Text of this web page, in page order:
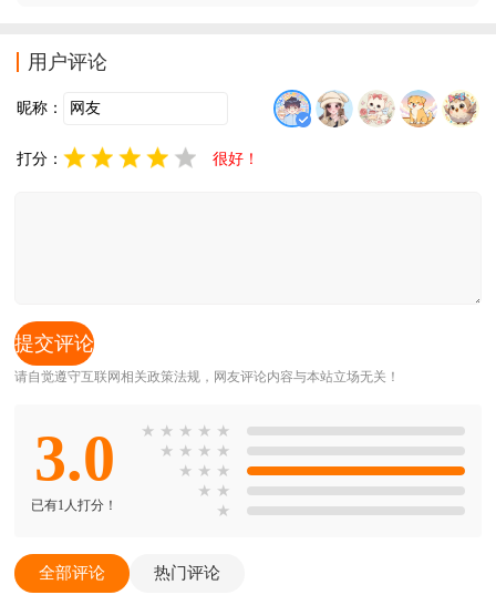
用户评论
昵称：
打分： 很好！
请自觉遵守互联网相关政策法规，网友评论内容与本站立场无关！
3.0
已有1人打分！
★ ★ ★ ★ ★
★ ★ ★ ★
★ ★ ★
★ ★
★
全部评论 热门评论